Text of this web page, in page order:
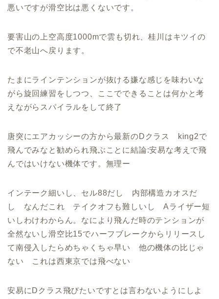
悪いですが滑空比は悪くないです。
要害山の上空高度1000mで雲も切れ、桂川はキツイの
で不老山へ戻ります。
たまにラインテンションが抜ける嫌な感じを味わいな
がら旋回練習をしつつ、ここでできることは何かと考
えながらスパイラルをして終了
唐突にエアカッシーの方から最新のDクラス king2で
飛んでみなと勧められ飛ぶことに結論:安易な考えで飛
んではいけない機体です。無理ー
インテーク細いし、セル88だし 内部構造カオスだ
し なんだこれ テイクオフも難しいし Aライザー短
いしわけわからん。なにより飛んだ時のテンションが
全然ないし滑空比15でハーフブレークからリリースし
て南侵入したらめちゃくちゃ早い 他の機体の比じゃ
ない これは西東京では飛べない
安易にDクラス飛びたいですとは言わないようにしよ